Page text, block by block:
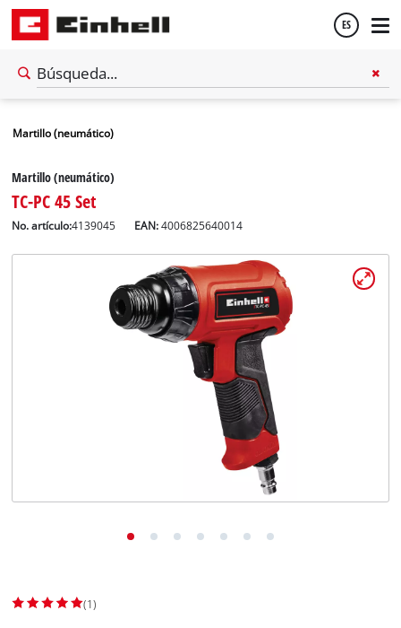
ES
Martillo (neumático)
Martillo (neumático)
TC-PC 45 Set
No. artículo:4139045 EAN:4006825640014
(1)